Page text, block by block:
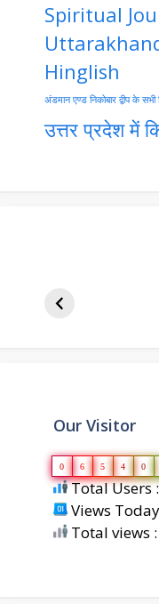
Spiritual
Hinglish
अंडमान एण्ड निकोबार द्वीप के
उत्तर प्रदेश में
Our Visitor
0 6 5 4 0
Total Users
Views
Total views